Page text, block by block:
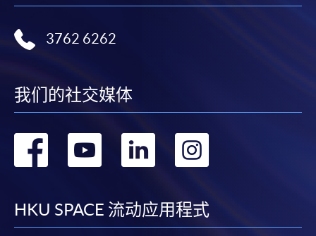
統處理上為兩個不同的程序，成功付款並不保證成
快與 閣下聯絡。
程/科目只可提交一次申請。
在網上報名過程中，付款成功後，網頁將顯示付款
子郵件帳戶。請保留確定回條作日後查詢用途。
除特殊情況(例如課程因報名人數不足而被取消)及
如須甄選入學，則正式收據並不可作為 閣下已獲
取錄的證明。學院將在截止報名日期後儘快通知申
3762 6262
我们的社交媒体
转
facebook
转
youtube
转
linkedin
转
HKU SPACE 流动应用程式